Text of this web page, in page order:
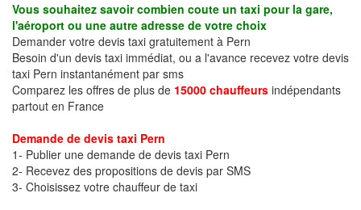
Vous souhaitez savoir combien coute un taxi pour la gare,
l'aéroport ou une autre adresse de votre choix
Demander votre devis taxi gratuitement à Pern
Besoin d'un devis taxi immédiat, ou a l'avance recevez votre devis
taxi Pern instantanément par sms
Comparez les offres de plus de 15000 chauffeurs indépendants
partout en France
Demande de devis taxi Pern
1- Publier une demande de devis taxi Pern
2- Recevez des propositions de devis par SMS
3- Choisissez votre chauffeur de taxi